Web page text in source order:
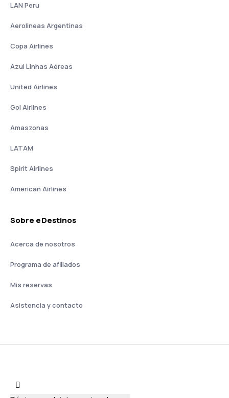
LAN Peru
Aerolineas Argentinas
Copa Airlines
Azul Linhas Aéreas
United Airlines
Gol Airlines
Amaszonas
LATAM
Spirit Airlines
American Airlines
Sobre eDestinos
Acerca de nosotros
Programa de afiliados
Mis reservas
Asistencia y contacto